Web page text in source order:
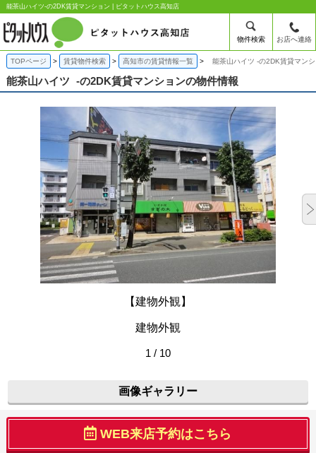
能茶山ハイツ-の2DK賃貸マンション | ピタットハウス高知店
物件検索 お店へ連絡
TOPページ 賃貸物件検索 高知市の賃貸情報一覧 能茶山ハイツ -の2DK賃貸マン
能茶山ハイツ -の2DK賃貸マンションの物件情報
【建物外観】
建物外観
1 / 10
画像ギャラリー
WEB来店予約はこちら